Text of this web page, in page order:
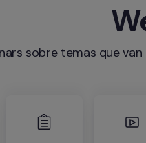
sobre temas que